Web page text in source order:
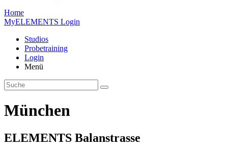
Home
MyELEMENTS Login
Studios
Probe­training
Login
Menü
München
ELEMENTS Balan­strasse